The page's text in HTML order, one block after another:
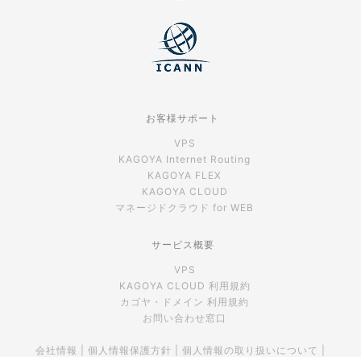
お客様サポート
VPS
KAGOYA Internet Routing
KAGOYA FLEX
KAGOYA CLOUD
マネージドクラウド for WEB
サービス概要
VPS
KAGOYA CLOUD 利用規約
カゴヤ・ドメイン 利用規約
お問い合わせ窓口
会社情報 個人情報保護方針 個人情報の取り扱いについて